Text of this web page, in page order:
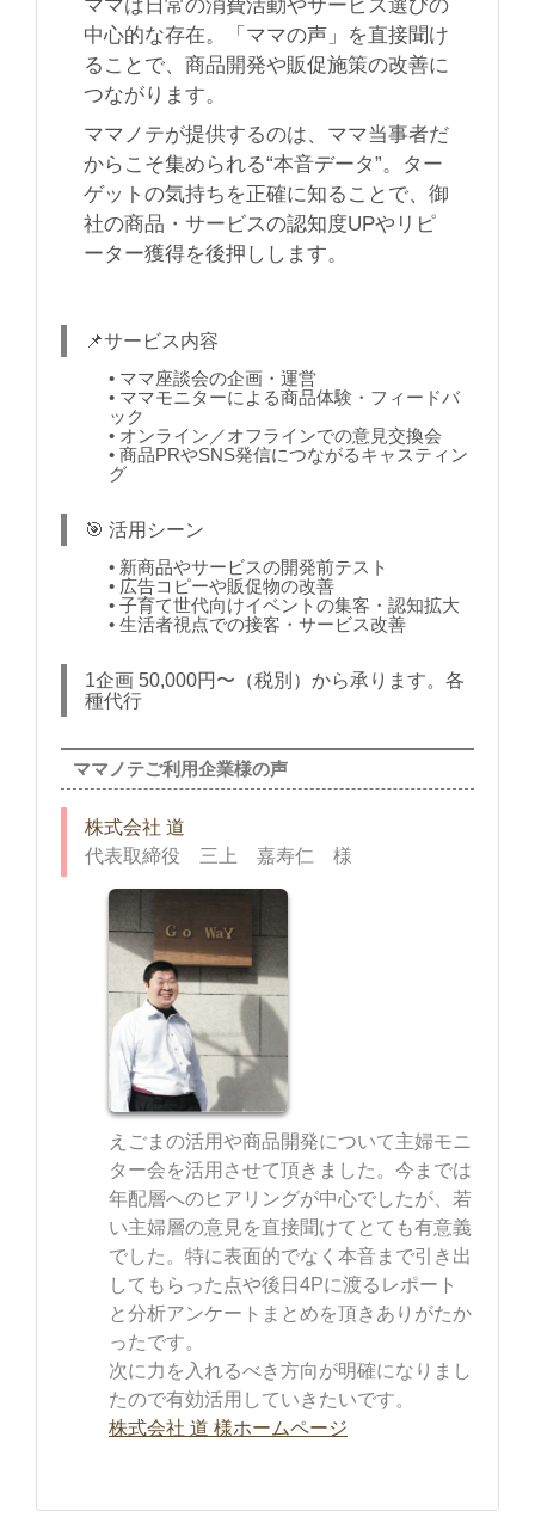
ママは日常の消費活動やサービス選びの
中心的な存在。「ママの声」を直接聞け
ることで、商品開発や販促施策の改善に
つながります。
ママノテが提供するのは、ママ当事者だ
からこそ集められる“本音データ”。ター
ゲットの気持ちを正確に知ることで、御
社の商品・サービスの認知度UPやリピ
ーター獲得を後押しします。
📌サービス内容
• ママ座談会の企画・運営
• ママモニターによる商品体験・フィードバ
ック
• オンライン／オフラインでの意見交換会
• 商品PRやSNS発信につながるキャスティン
グ
🎯 活用シーン
• 新商品やサービスの開発前テスト
• 広告コピーや販促物の改善
• 子育て世代向けイベントの集客・認知拡大
• 生活者視点での接客・サービス改善
1企画 50,000円〜（税別）から承ります。各
種代行
ママノテご利用企業様の声
株式会社 道
代表取締役 三上 嘉寿仁 様
えごまの活用や商品開発について主婦モニ
ター会を活用させて頂きました。今までは
年配層へのヒアリングが中心でしたが、若
い主婦層の意見を直接聞けてとても有意義
でした。特に表面的でなく本音まで引き出
してもらった点や後日4Pに渡るレポート
と分析アンケートまとめを頂きありがたか
ったです。
次に力を入れるべき方向が明確になりまし
たので有効活用していきたいです。
株式会社 道 様ホームページ